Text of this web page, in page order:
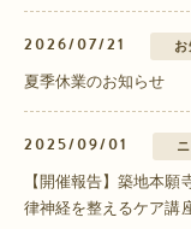
2026/07/21
夏季休業のお知らせ
2025/09/01
【開催報告】築地本
律神経を整えるケア講